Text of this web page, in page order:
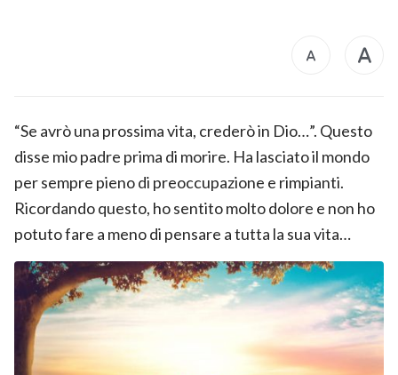
“Se avrò una prossima vita, crederò in Dio…”. Questo
disse mio padre prima di morire. Ha lasciato il mondo
per sempre pieno di preoccupazione e rimpianti.
Ricordando questo, ho sentito molto dolore e non ho
potuto fare a meno di pensare a tutta la sua vita…